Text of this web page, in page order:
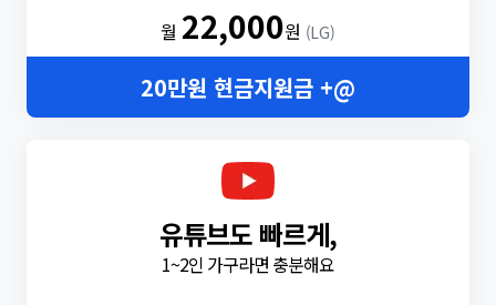
월 22,000원 (LG)
20만원 현금지원금 +@
유튜브도 빠르게,
1~2인 가구라면 충분해요